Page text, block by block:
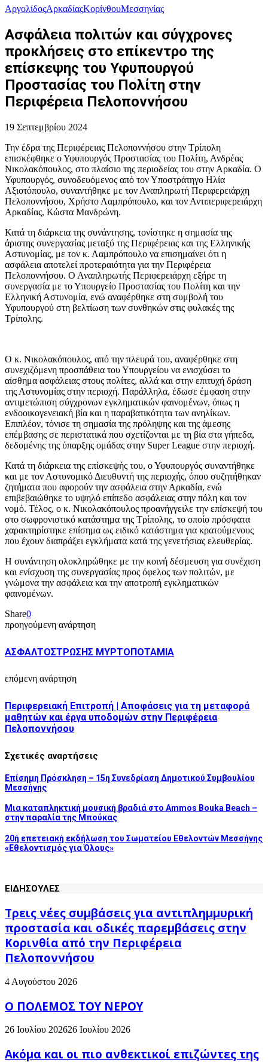
ΑργολίδοςΑρκαδίαςΚορίνθουΜεσσηνίας
Ασφάλεια πολιτών και σύγχρονες
προκλήσεις στο επίκεντρο της
επίσκεψης του Υφυπουργού
Προστασίας του Πολίτη στην
Περιφέρεια Πελοποννήσου
19 Σεπτεμβρίου 2024
Την έδρα της Περιφέρειας Πελοποννήσου στην Τρίπολη
επισκέφθηκε ο Υφυπουργός Προστασίας του Πολίτη, Ανδρέας
Νικολακόπουλος, στο πλαίσιο της περιοδείας του στην Αρκαδία. Ο
Υφυπουργός, συνοδευόμενος από τον Υποστράτηγο Ηλία
Αξιοτόπουλο, συναντήθηκε με τον Αναπληρωτή Περιφερειάρχη
Πελοποννήσου, Χρήστο Λαμπρόπουλο, και τον Αντιπεριφερειάρχη
Αρκαδίας, Κώστα Μανδρώνη.
Κατά τη διάρκεια της συνάντησης, τονίστηκε η σημασία της
άριστης συνεργασίας μεταξύ της Περιφέρειας και της Ελληνικής
Αστυνομίας, με τον κ. Λαμπρόπουλο να επισημαίνει ότι η
ασφάλεια αποτελεί προτεραιότητα για την Περιφέρεια
Πελοποννήσου. Ο Αναπληρωτής Περιφερειάρχη εξήρε τη
συνεργασία με το Υπουργείο Προστασίας του Πολίτη και την
Ελληνική Αστυνομία, ενώ αναφέρθηκε στη συμβολή του
Υφυπουργού στη βελτίωση των συνθηκών στις φυλακές της
Τρίπολης.
Ο κ. Νικολακόπουλος, από την πλευρά του, αναφέρθηκε στη
συνεχιζόμενη προσπάθεια του Υπουργείου να ενισχύσει το
αίσθημα ασφάλειας στους πολίτες, αλλά και στην επιτυχή δράση
της Αστυνομίας στην περιοχή. Παράλληλα, έδωσε έμφαση στην
αντιμετώπιση σύγχρονων εγκληματικών φαινομένων, όπως η
ενδοοικογενειακή βία και η παραβατικότητα των ανηλίκων.
Επιπλέον, τόνισε τη σημασία της πρόληψης και της άμεσης
επέμβασης σε περιστατικά που σχετίζονται με τη βία στα γήπεδα,
δεδομένης της ύπαρξης ομάδας στην Super League στην περιοχή.
Κατά τη διάρκεια της επίσκεψής του, ο Υφυπουργός συναντήθηκε
και με τον Αστυνομικό Διευθυντή της περιοχής, όπου συζητήθηκαν
ζητήματα που αφορούν την ασφάλεια στην Αρκαδία, ενώ
επιβεβαιώθηκε το υψηλό επίπεδο ασφάλειας στην πόλη και τον
νομό. Τέλος, ο κ. Νικολακόπουλος προανήγγειλε την επίσκεψή του
στο σωφρονιστικό κατάστημα της Τρίπολης, το οποίο πρόσφατα
χαρακτηρίστηκε επίσημα ως ειδικό κατάστημα για κρατούμενους
που έχουν διαπράξει εγκλήματα κατά της γενετήσιας ελευθερίας.
Η συνάντηση ολοκληρώθηκε με την κοινή δέσμευση για συνέχιση
και ενίσχυση της συνεργασίας προς όφελος των πολιτών, με
γνώμονα την ασφάλεια και την αποτροπή εγκληματικών
φαινομένων.
Share0
προηγούμενη ανάρτηση
ΑΣΦΑΛΤΟΣΤΡΩΣΗΣ ΜΥΡΤΟΠΟΤΑΜΙΑ
επόμενη ανάρτηση
Περιφερειακή Επιτροπή | Αποφάσεις για τη μεταφορά
μαθητών και έργα υποδομών στην Περιφέρεια
Πελοποννήσου
Σχετικές αναρτήσεις
Επίσημη Πρόσκληση – 15η Συνεδρίαση Δημοτικού Συμβουλίου
Μεσσήνης
Μια καταπληκτική μουσική βραδιά στο Ammos Bouka Beach –
στην παραλία της Μπούκας
20ή επετειακή εκδήλωση του Σωματείου Εθελοντών Μεσσήνης
«Εθελοντισμός για Όλους»
ΕΙΔΗΣΟΥΛΕΣ
Τρεις νέες συμβάσεις για αντιπλημμυρική
προστασία και οδικές παρεμβάσεις στην
Κορινθία από την Περιφέρεια
Πελοποννήσου
4 Αυγούστου 2026
Ο ΠΟΛΕΜΟΣ ΤΟΥ ΝΕΡΟΥ
26 Ιουλίου 202626 Ιουλίου 2026
Ακόμα και οι πιο ανθεκτικοί επιζώντες της